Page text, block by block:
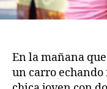
En la mañana
un carro echando